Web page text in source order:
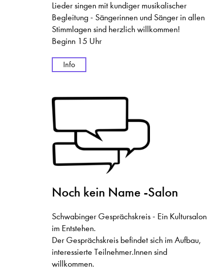
Lieder singen mit kundiger musikalischer
Begleitung - Sängerinnen und Sänger in allen
Stimmlagen sind herzlich willkommen!
Beginn 15 Uhr
Info
Noch kein Name -Salon
Schwabinger Gesprächskreis - Ein Kultursalon
im Entstehen.
Der Gesprächskreis befindet sich im Aufbau,
interessierte Teilnehmer.Innen sind
willkommen.